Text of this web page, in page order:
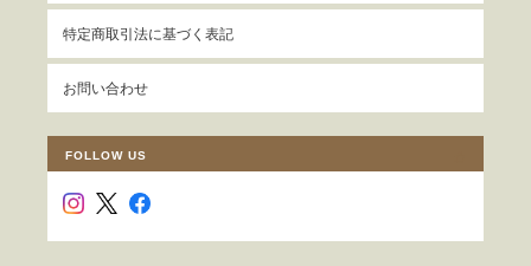
特定商取引法に基づく表記
お問い合わせ
FOLLOW US